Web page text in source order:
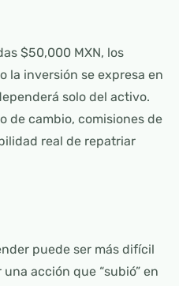
$50,000 MXN, los
la inversión se expresa en
solo del activo.
de cambio, comisiones de
real de repatriar
puede ser más difícil
acción que “subió” en